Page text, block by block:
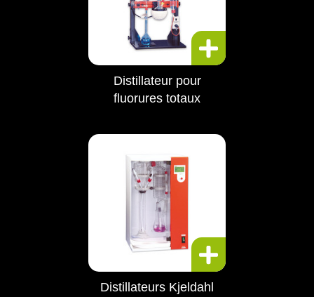
Distillateur pour
fluorures totaux
Distillateurs Kjeldahl